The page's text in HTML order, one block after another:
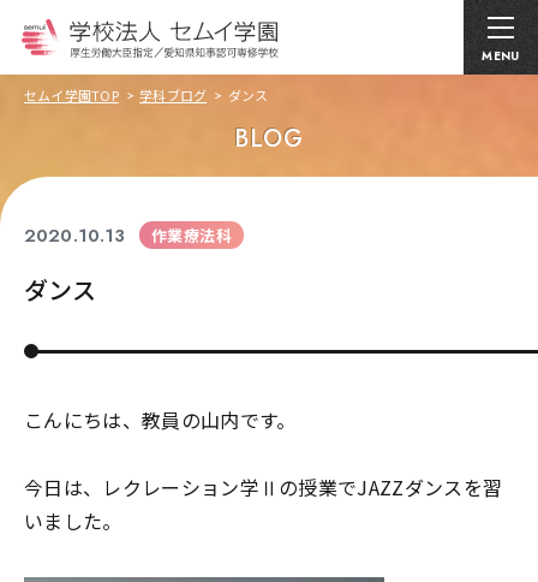
MENU
セムイ学園TOP 学科ブログ ダンス
BLOG
2020.10.13 作業療法科
ダンス
こんにちは、教員の山内です。
今日は、レクレーション学Ⅱの授業でJAZZダンスを習
いました。